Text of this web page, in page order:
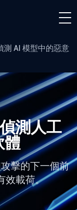
測 AI 模型中的惡意
測人工
體
擊的下一個前
效載荷。